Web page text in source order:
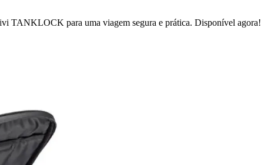
TANKLOCK para uma viagem segura e prática. Disponível agora!